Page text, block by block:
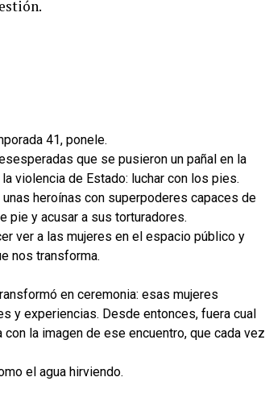
41, ponele.
que se pusieron un pañal en la
violencia de Estado: luchar con los pies.
heroínas con superpoderes capaces de
pie y acusar a sus torturadores.
ver a las mujeres en el espacio público y
nos transforma.
en ceremonia: esas mujeres
y experiencias. Desde entonces, fuera cual
la imagen de ese encuentro, que cada vez
el agua hirviendo.